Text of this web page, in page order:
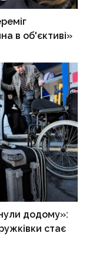
в об'єктиві»
додому»:
стає